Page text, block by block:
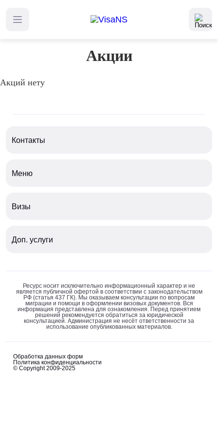
Главная
Акции
Акций нету
Контакты
Меню
Визы
Доп. услуги
Ресурс носит исключительно информационный характер и не
является публичной офертой в соответствии с законодательством
РФ (статья 437 ГК). Мы оказываем консультации по вопросам
миграции и помощи в оформлении визовых документов. Вся
информация представлена для ознакомления. Перед принятием
решений рекомендуется обратиться за юридической
консультацией. Администрация не несёт ответственности за
использование опубликованных материалов.
© Copyright 2009-2025
Обработка данных форм
Политика конфиденциальности